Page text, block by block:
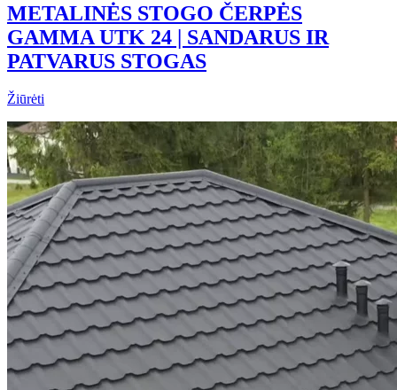
METALINĖS STOGO ČERPĖS
GAMMA UTK 24 | SANDARUS IR
PATVARUS STOGAS
Žiūrėti